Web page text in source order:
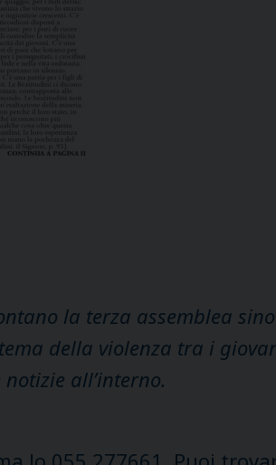
la terza assemblea
della violenza tra i
all’interno.